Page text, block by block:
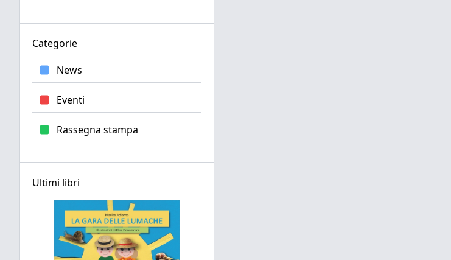
Categorie
News
Eventi
Rassegna stampa
Ultimi libri